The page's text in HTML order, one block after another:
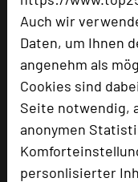
Auch wir
Daten, um Ihnen
angenehm als
Cookies sind
Seite notwendig,
anonymen
personlisierter
Hoteldaten
Max.
U-Form
Parlamentarisch
Reihenbestuhlung
Tagungsräume